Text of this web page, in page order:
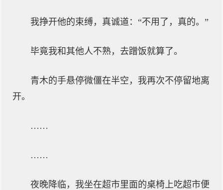
我挣开他的束缚，真诚道：“不用了，真的。”
毕竟我和其他人不熟，去蹭饭就算了。
青木的手悬停微僵在半空，我再次不停留地离
开。
……
……
夜晚降临，我坐在超市里面的桌椅上吃超市便